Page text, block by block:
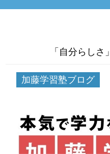
「自分らしさ
加藤学習塾ブログ